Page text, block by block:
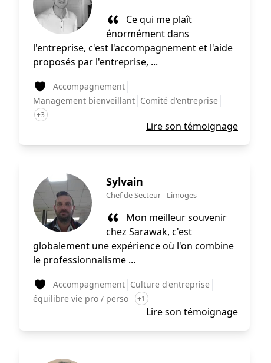
Lire son témoignage
Ce qui me plaît
énormément dans
l'entreprise, c'est l'accompagnement et l'aide
proposés par l'entreprise, ...
Accompagnement
Management bienveillant Comité d'entreprise
+3
Lire son témoignage
Sylvain
Chef de Secteur- Limoges
Mon meilleur souvenir
chez Sarawak, c'est
globalement une expérience où l'on combine
le professionnalisme ...
Accompagnement Culture d'entreprise
équilibre vie pro / perso
+1